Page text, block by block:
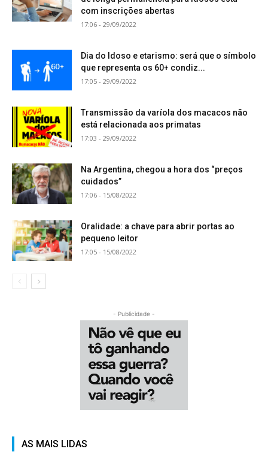
com inscrições abertas
17:06 - 29/09/2022
Dia do Idoso e etarismo: será que o símbolo
que representa os 60+ condiz...
17:05 - 29/09/2022
Transmissão da varíola dos macacos não
está relacionada aos primatas
17:03 - 29/09/2022
Na Argentina, chegou a hora dos “preços
cuidados”
17:06 - 15/08/2022
Oralidade: a chave para abrir portas ao
pequeno leitor
17:05 - 15/08/2022
- Publicidade -
AS MAIS LIDAS